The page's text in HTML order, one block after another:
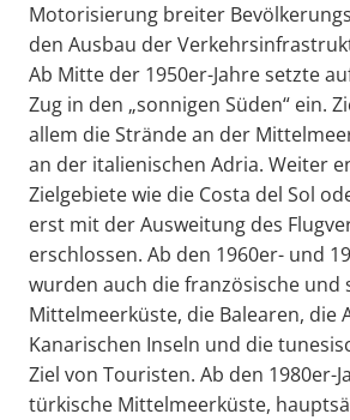
Motorisierung breiter
den Ausbau der
Ab Mitte der 1950er-Jahre setzte
Zug in den „sonnigen Süden“ ein.
allem die Strände an der
an der italienischen Adria. Weiter
Zielgebiete wie die Costa del Sol
erst mit der Ausweitung des
erschlossen. Ab den 1960er- und
wurden auch die französische und
Mittelmeerküste, die Balearen, die
Kanarischen Inseln und die
Ziel von Touristen. Ab den 1980er-
türkische Mittelmeerküste,